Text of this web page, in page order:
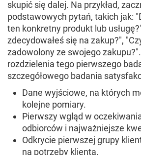
skupić się dalej. Na przykład,
podstawowych pytań, takich jak:
ten konkretny produkt lub
zdecydowałeś się na zakup?",
zadowolony ze swojego
rozdzielenia tego pierwszego
szczegółowego badania
Dane wyjściowe, na których
kolejne pomiary.
Pierwszy wgląd w
odbiorców i najważniejsze
Odkrycie pierwszej grupy
na potrzeby klienta.